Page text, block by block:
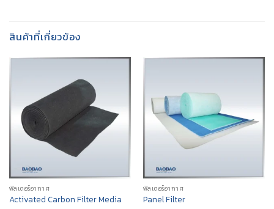
สินค้าที่เกี่ยวข้อง
ฟิลเตอร์อากาศ
Activated Carbon Filter Media
ฟิลเตอร์อากาศ
Panel Filter